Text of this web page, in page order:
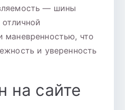
— шины
маневренностью, что
и уверенность
на сайте